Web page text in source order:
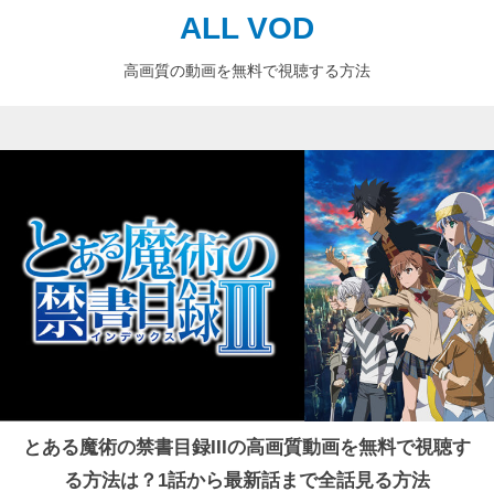
ALL VOD
高画質の動画を無料で視聴する方法
とある魔術の禁書目録IIIの高画質動画を無料で視聴す
る方法は？1話から最新話まで全話見る方法